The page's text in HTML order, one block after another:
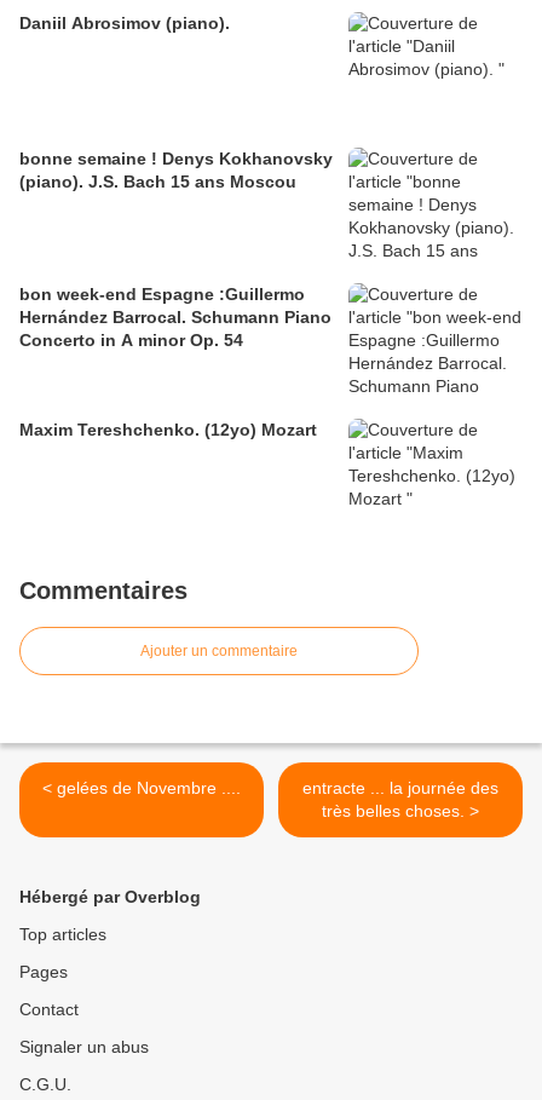
Daniil Abrosimov (piano).
bonne semaine ! Denys Kokhanovsky
(piano). J.S. Bach 15 ans Moscou
bon week-end Espagne :Guillermo
Hernández Barrocal. Schumann Piano
Concerto in A minor Op. 54
Maxim Tereshchenko. (12yo) Mozart
Commentaires
Ajouter un commentaire
< gelées de Novembre ....
entracte ... la journée des
très belles choses. >
Hébergé par Overblog
Top articles
Pages
Contact
Signaler un abus
C.G.U.